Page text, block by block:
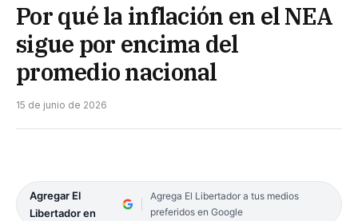
Por qué la inflación en el NEA
sigue por encima del
promedio nacional
15 de junio de 2026
Agregar El
Libertador en
Agrega El Libertador a tus medios
preferidos en Google